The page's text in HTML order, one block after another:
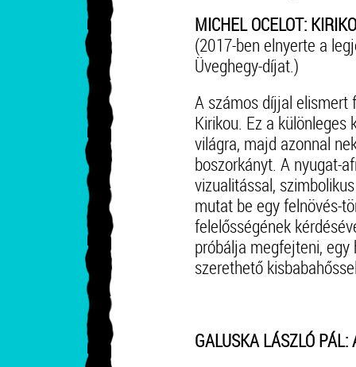
MICHEL OCELOT:
(2017-ben elnyerte a
Üveghegy-díjat.)
A számos díjjal elismert
Kirikou. Ez a
világra, majd azonnal
boszorkányt. A nyugat-
vizualitással,
mutat be egy felnövés-
felelősségének
próbálja megfejteni,
szerethető
GALUSKA LÁSZLÓ PÁL: